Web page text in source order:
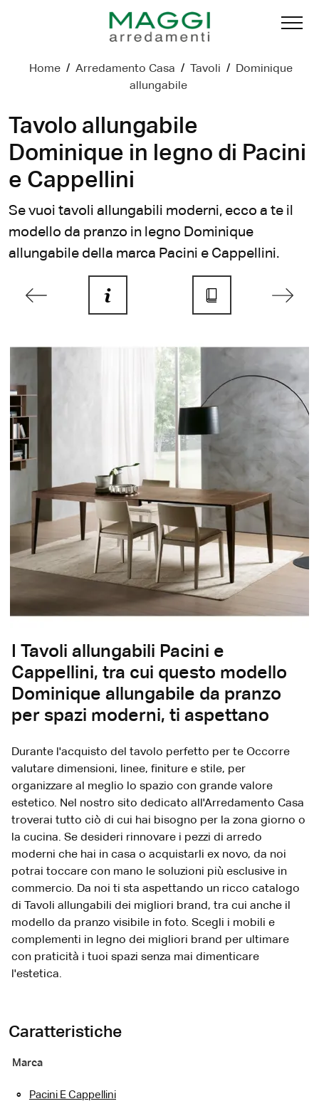
Home / Arredamento Casa / Tavoli / Dominique
allungabile
Tavolo allungabile
Dominique in legno di Pacini
e Cappellini
Se vuoi tavoli allungabili moderni, ecco a te il
modello da pranzo in legno Dominique
allungabile della marca Pacini e Cappellini.
I Tavoli allungabili Pacini e
Cappellini, tra cui questo modello
Dominique allungabile da pranzo
per spazi moderni, ti aspettano
Durante l'acquisto del tavolo perfetto per te Occorre
valutare dimensioni, linee, finiture e stile, per
organizzare al meglio lo spazio con grande valore
estetico. Nel nostro sito dedicato all'Arredamento Casa
troverai tutto ciò di cui hai bisogno per la zona giorno o
la cucina. Se desideri rinnovare i pezzi di arredo
moderni che hai in casa o acquistarli ex novo, da noi
potrai toccare con mano le soluzioni più esclusive in
commercio. Da noi ti sta aspettando un ricco catalogo
di Tavoli allungabili dei migliori brand, tra cui anche il
modello da pranzo visibile in foto. Scegli i mobili e
complementi in legno dei migliori brand per ultimare
con praticità i tuoi spazi senza mai dimenticare
l'estetica.
Caratteristiche
Marca
Pacini E Cappellini